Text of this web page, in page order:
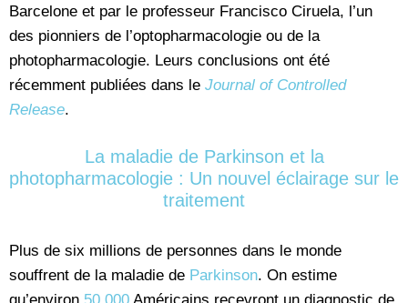
Barcelone et par le professeur Francisco Ciruela, l’un
des pionniers de l’optopharmacologie ou de la
photopharmacologie. Leurs conclusions ont été
récemment publiées dans le Journal of Controlled
Release.
La maladie de Parkinson et la
photopharmacologie : Un nouvel éclairage sur le
traitement
Plus de six millions de personnes dans le monde
souffrent de la maladie de Parkinson. On estime